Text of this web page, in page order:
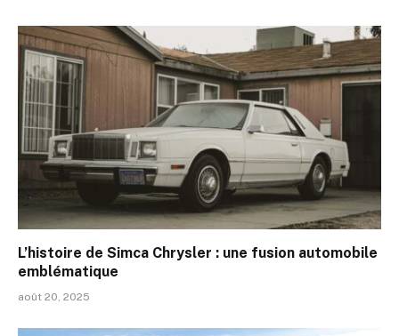
L’histoire de Simca Chrysler : une fusion automobile
emblématique
août 20, 2025